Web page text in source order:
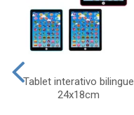
Tablet interativo bilingue
24x18cm